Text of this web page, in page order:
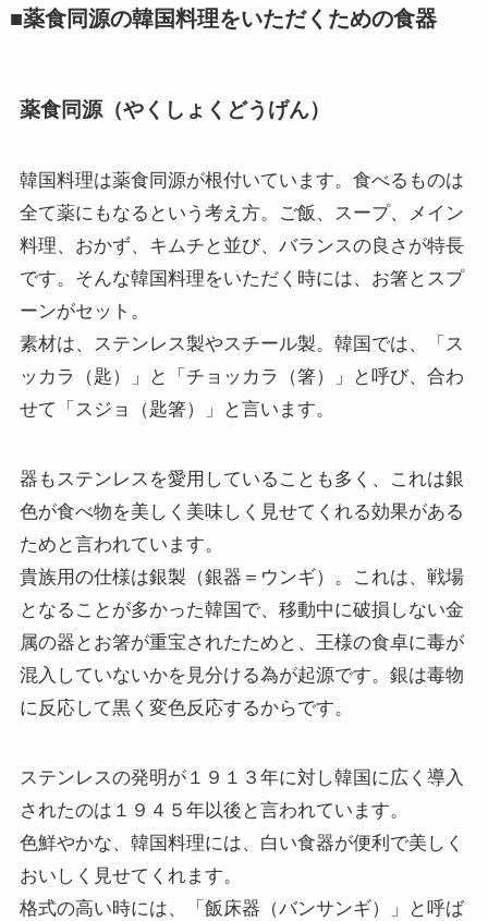
■薬食同源の韓国料理をいただくための食器
薬食同源（やくしょくどうげん）
韓国料理は薬食同源が根付いています。食べるものは
全て薬にもなるという考え方。ご飯、スープ、メイン
料理、おかず、キムチと並び、バランスの良さが特長
です。そんな韓国料理をいただく時には、お箸とスプ
ーンがセット。
素材は、ステンレス製やスチール製。韓国では、「ス
ッカラ（匙）」と「チョッカラ（箸）」と呼び、合わ
せて「スジョ（匙箸）」と言います。
器もステンレスを愛用していることも多く、これは銀
色が食べ物を美しく美味しく見せてくれる効果がある
ためと言われています。
貴族用の仕様は銀製（銀器＝ウンギ）。これは、戦場
となることが多かった韓国で、移動中に破損しない金
属の器とお箸が重宝されたためと、王様の食卓に毒が
混入していないかを見分ける為が起源です。銀は毒物
に反応して黒く変色反応するからです。
ステンレスの発明が１９１３年に対し韓国に広く導入
されたのは１９４５年以後と言われています。
色鮮やかな、韓国料理には、白い食器が便利で美しく
おいしく見せてくれます。
格式の高い時には、「飯床器（バンサンギ）」と呼ば